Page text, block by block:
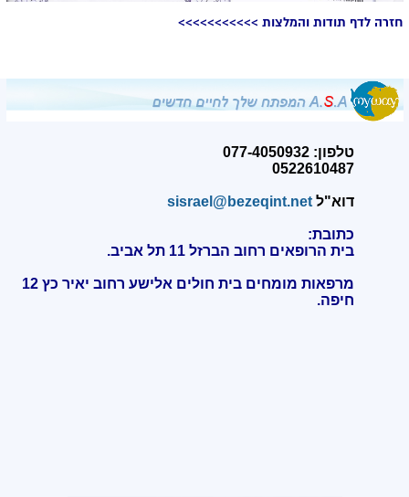
חזרה לדף תודות והמלצות >>>>>>>>>>>
טלפון: 077-4050932
0522610487
דוא"לsisrael@bezeqint.net
כתובת:
בית הרופאים רחוב הברזל 11 תל אביב.
מרפאות מומחים בית חולים אלישע רחוב יאיר כץ 12
חיפה.